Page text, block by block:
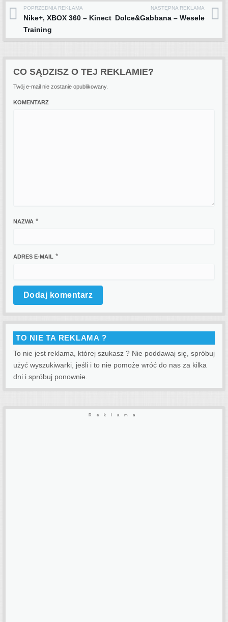
Post navigation
POPRZEDNIA REKLAMA
Nike+, XBOX 360 – Kinect
Training
NASTĘPNA REKLAMA
Dolce&Gabbana – Wesele
CO SĄDZISZ O TEJ REKLAMIE?
Twój e-mail nie zostanie opublikowany.
KOMENTARZ
NAZWA *
ADRES E-MAIL *
TO NIE TA REKLAMA ?
To nie jest reklama, której szukasz ? Nie poddawaj się, spróbuj
użyć wyszukiwarki, jeśli i to nie pomoże wróć do nas za kilka
dni i spróbuj ponownie.
Reklama